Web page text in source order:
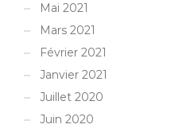
Mai 2021
Mars 2021
Février 2021
Janvier 2021
Juillet 2020
Juin 2020